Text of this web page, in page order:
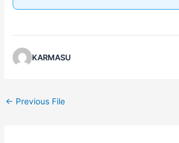
KARMASU
← Previous File